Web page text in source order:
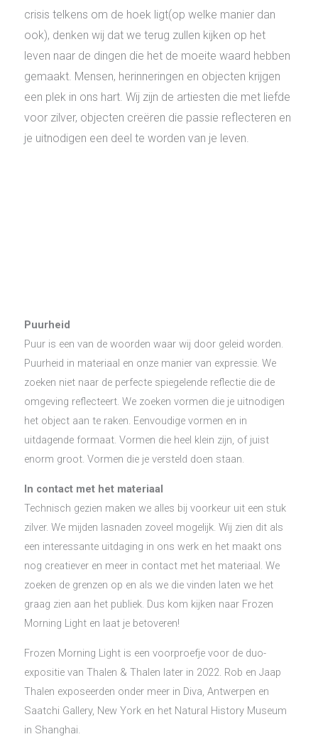
crisis telkens om de hoek ligt(op welke manier dan
ook), denken wij dat we terug zullen kijken op het
leven naar de dingen die het de moeite waard hebben
gemaakt. Mensen, herinneringen en objecten krijgen
een plek in ons hart. Wij zijn de artiesten die met liefde
voor zilver, objecten creëren die passie reflecteren en
je uitnodigen een deel te worden van je leven.
Puurheid
Puur is een van de woorden waar wij door geleid worden.
Puurheid in materiaal en onze manier van expressie. We
zoeken niet naar de perfecte spiegelende reflectie die de
omgeving reflecteert. We zoeken vormen die je uitnodigen
het object aan te raken. Eenvoudige vormen en in
uitdagende formaat. Vormen die heel klein zijn, of juist
enorm groot. Vormen die je versteld doen staan.
In contact met het materiaal
Technisch gezien maken we alles bij voorkeur uit een stuk
zilver. We mijden lasnaden zoveel mogelijk. Wij zien dit als
een interessante uitdaging in ons werk en het maakt ons
nog creatiever en meer in contact met het materiaal. We
zoeken de grenzen op en als we die vinden laten we het
graag zien aan het publiek. Dus kom kijken naar Frozen
Morning Light en laat je betoveren!
Frozen Morning Light is een voorproefje voor de duo-
expositie van Thalen & Thalen later in 2022. Rob en Jaap
Thalen exposeerden onder meer in Diva, Antwerpen en
Saatchi Gallery, New York en het Natural History Museum
in Shanghai.